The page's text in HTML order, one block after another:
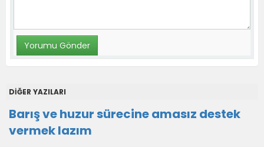
DİĞER YAZILARI
Barış ve huzur sürecine amasız destek
vermek lazım